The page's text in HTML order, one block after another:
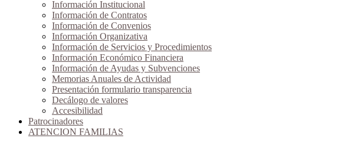
Información Institucional
Información de Contratos
Información de Convenios
Información Organizativa
Información de Servicios y Procedimientos
Información Económico Financiera
Información de Ayudas y Subvenciones
Memorias Anuales de Actividad
Presentación formulario transparencia
Decálogo de valores
Accesibilidad
Patrocinadores
ATENCION FAMILIAS